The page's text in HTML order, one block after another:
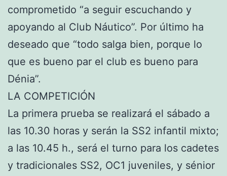
comprometido “a seguir escuchando y
apoyando al Club Náutico”. Por último ha
deseado que “todo salga bien, porque lo
que es bueno par el club es bueno para
Dénia”.
LA COMPETICIÓN
La primera prueba se realizará el sábado a
las 10.30 horas y serán la SS2 infantil mixto;
a las 10.45 h., será el turno para los cadetes
y tradicionales SS2, OC1 juveniles, y sénior